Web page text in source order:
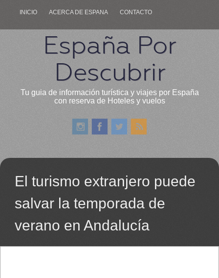
INICIO ACERCA DE ESPANA CONTACTO
España Por
Descubrir
Tu guia de información turística y viajes por España
con reserva de Hoteles y vuelos
El turismo extranjero puede
salvar la temporada de
verano en Andalucía